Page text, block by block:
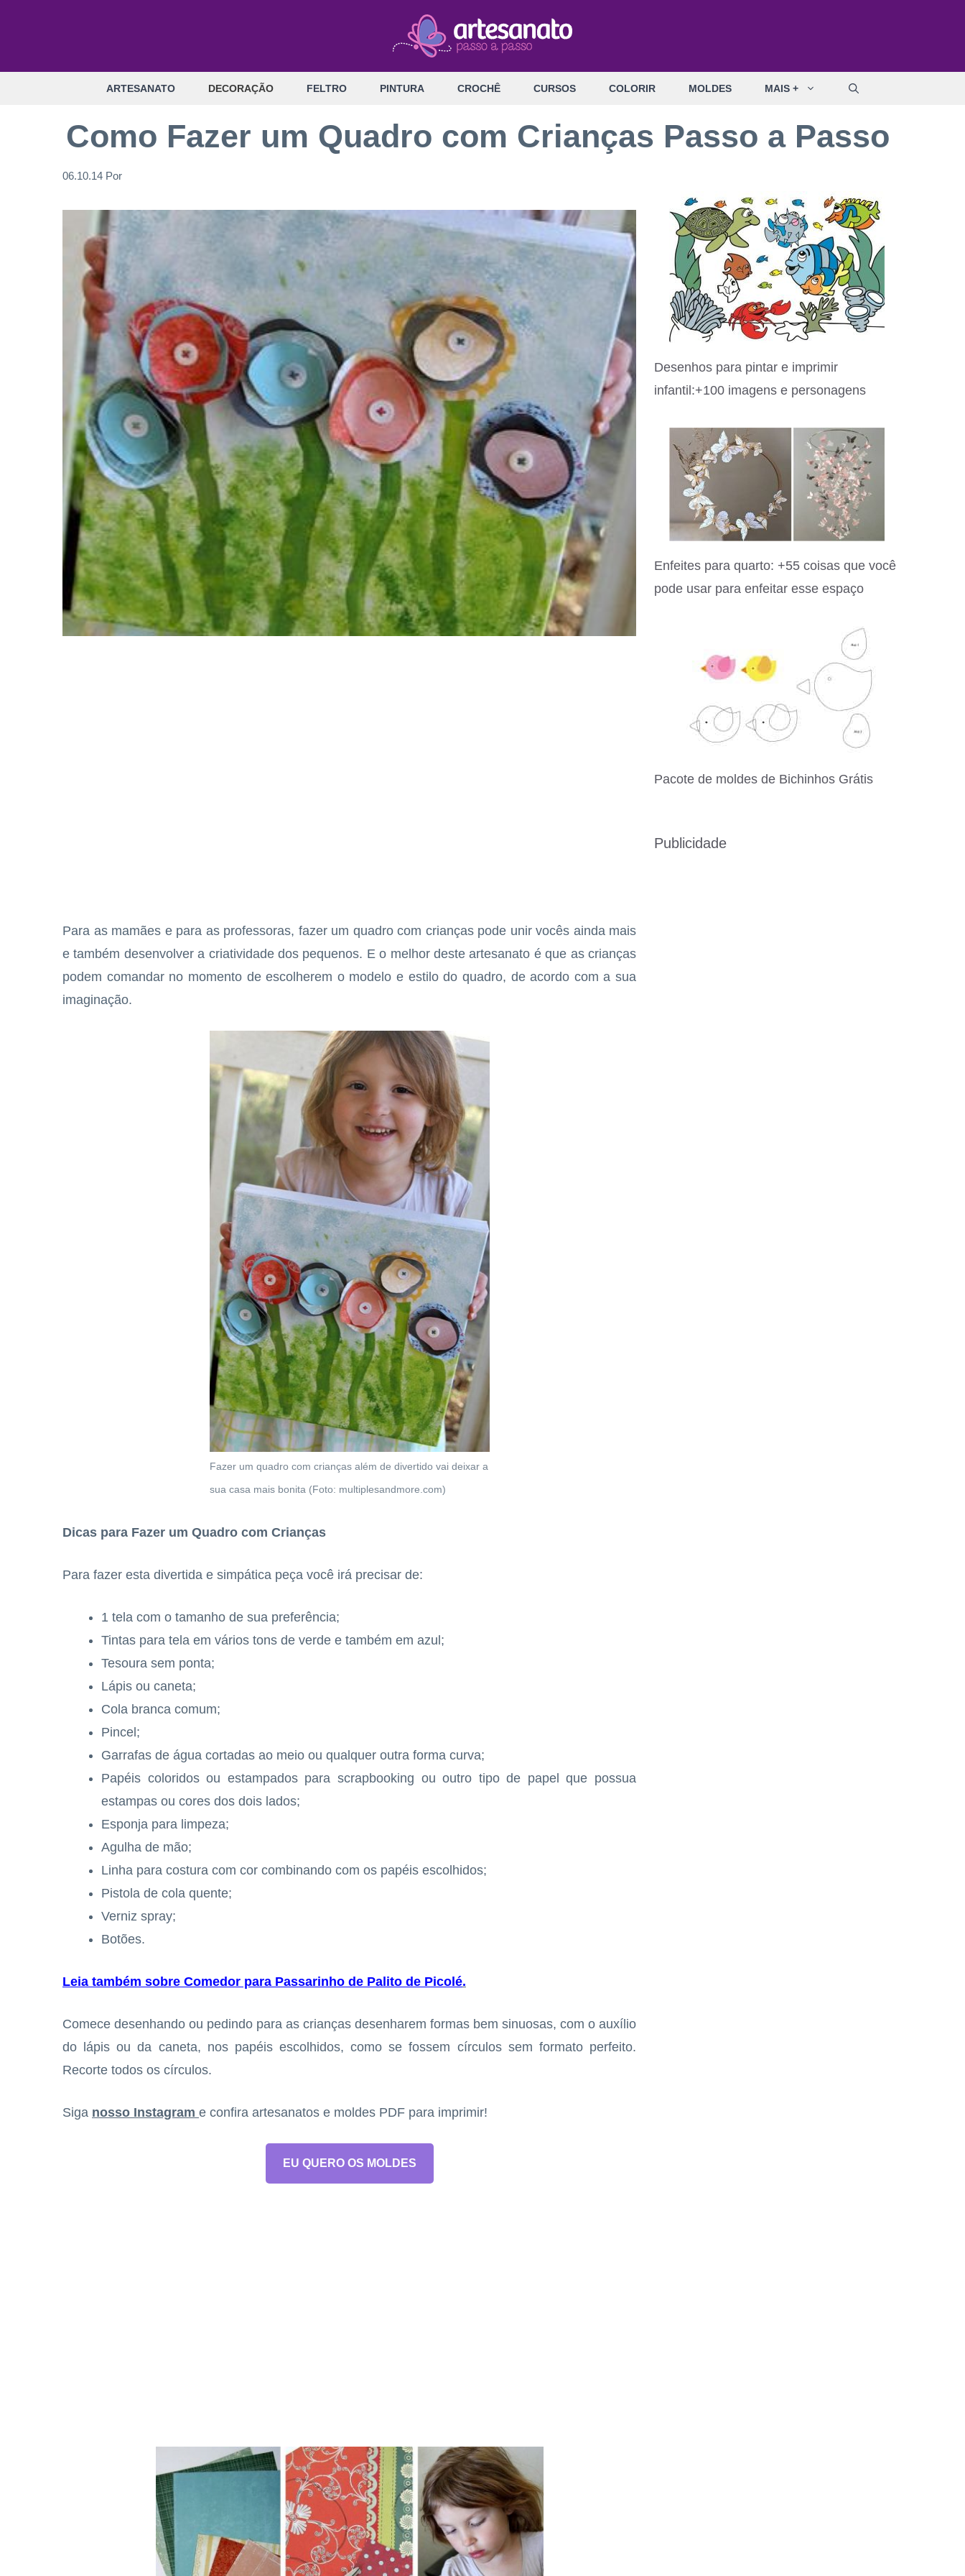
ARTESANATO DECORAÇÃO FELTRO PINTURA CROCHÊ CURSOS COLORIR MOLDES MAIS +
Como Fazer um Quadro com Crianças Passo a Passo
06.10.14 Por
Para as mamães e para as professoras, fazer um quadro com crianças pode unir vocês ainda mais
e também desenvolver a criatividade dos pequenos. E o melhor deste artesanato é que as crianças
podem comandar no momento de escolherem o modelo e estilo do quadro, de acordo com a sua
imaginação.
Fazer um quadro com crianças além de divertido vai deixar a
sua casa mais bonita (Foto: multiplesandmore.com)
Dicas para Fazer um Quadro com Crianças
Para fazer esta divertida e simpática peça você irá precisar de:
1 tela com o tamanho de sua preferência;
Tintas para tela em vários tons de verde e também em azul;
Tesoura sem ponta;
Lápis ou caneta;
Cola branca comum;
Pincel;
Garrafas de água cortadas ao meio ou qualquer outra forma curva;
Papéis coloridos ou estampados para scrapbooking ou outro tipo de papel que possua
estampas ou cores dos dois lados;
Esponja para limpeza;
Agulha de mão;
Linha para costura com cor combinando com os papéis escolhidos;
Pistola de cola quente;
Verniz spray;
Botões.
Leia também sobre Comedor para Passarinho de Palito de Picolé.
Comece desenhando ou pedindo para as crianças desenharem formas bem sinuosas, com o auxílio
do lápis ou da caneta, nos papéis escolhidos, como se fossem círculos sem formato perfeito.
Recorte todos os círculos.
Siga nosso Instagram e confira artesanatos e moldes PDF para imprimir!
EU QUERO OS MOLDES
Desenhos para pintar e imprimir
infantil:+100 imagens e personagens
Enfeites para quarto: +55 coisas que você
pode usar para enfeitar esse espaço
Pacote de moldes de Bichinhos Grátis
Publicidade